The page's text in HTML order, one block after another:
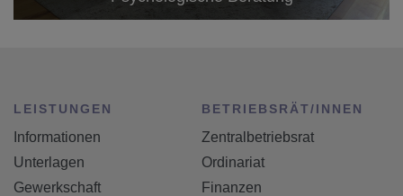
LEISTUNGEN
Informationen
Unterlagen
Gewerkschaft
BETRIEBSRÄT/INNEN
Zentralbetriebsrat
Ordinariat
Finanzen